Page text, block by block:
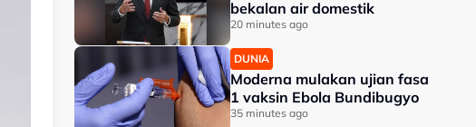
bekalan air domestik
20 minutes ago
DUNIA
Moderna mulakan ujian fasa
1 vaksin Ebola Bundibugyo
35 minutes ago